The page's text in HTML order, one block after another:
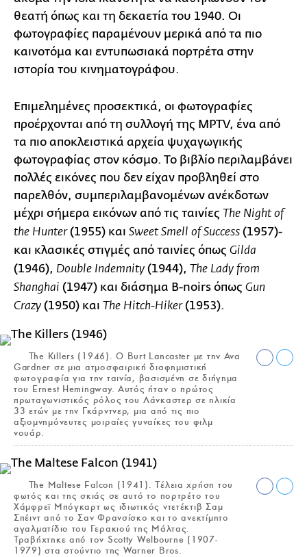
θεατή όπως και τη δεκαετία του 1940. Οι
φωτογραφίες παραμένουν μερικά από τα πιο
καινοτόμα και εντυπωσιακά πορτρέτα στην
ιστορία του κινηματογράφου.
Επιμελημένες προσεκτικά, οι φωτογραφίες
προέρχονται από τη συλλογή της MPTV, ένα από
τα πιο αποκλειστικά αρχεία ψυχαγωγικής
φωτογραφίας στον κόσμο. Το βιβλίο περιλαμβάνει
πολλές εικόνες που δεν είχαν προβληθεί στο
παρελθόν, συμπεριλαμβανομένων ανέκδοτων
μέχρι σήμερα εικόνων από τις ταινίες The Night of
the Hunter(1955) και Sweet Smell of Success (1957)-
και κλασικές στιγμές από ταινίες όπως Gilda
(1946), Double Indemnity (1944), The Lady from
Shanghai (1947) και διάσημα B-noirs όπως Gun
Crazy (1950) και The Hitch-Hiker(1953).
The Killers (1946). Ο Burt Lancaster με την Ava
Gardner σε μια ατμοσφαιρική διαφημιστική
φωτογραφία για την ταινία, βασισμένη σε διήγημα
του Ernest Hemingway. Αυτός ήταν ο πρώτος
πρωταγωνιστικός ρόλος του Λάνκαστερ σε ηλικία
33 ετών με την Γκάρντνερ, μια από τις πιο
αξιομνημόνευτες μοιραίες γυναίκες του φιλμ
νουάρ.
The Maltese Falcon (1941). Τέλεια χρήση του
φωτός και της σκιάς σε αυτό το πορτρέτο του
Χάμφρεϊ Μπόγκαρτ ως ιδιωτικός ντετέκτιβ Σαμ
Σπέιντ από το Σαν Φρανσίσκο και το ανεκτίμητο
αγαλματίδιο του Γερακιού της Μάλτας.
Τραβήχτηκε από τον Scotty Welbourne (1907-
1979) στα στούντιο της Warner Bros.